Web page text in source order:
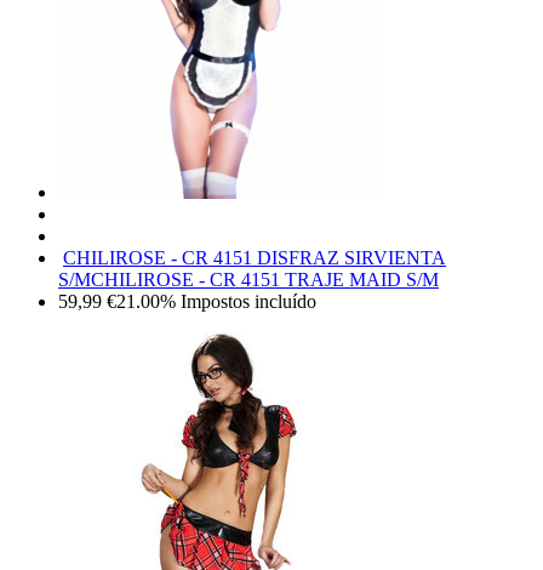
CHILIROSE - CR 4151 DISFRAZ SIRVIENTA
S/MCHILIROSE - CR 4151 TRAJE MAID S/M
59,99 €21.00% Impostos incluído